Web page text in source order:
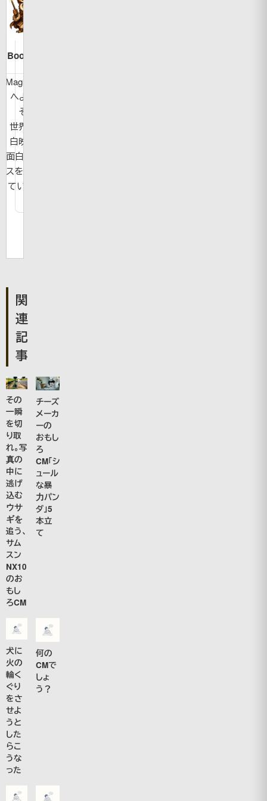
Bookman
MagicBook
へようこ
そ！
世界の面
白映像や
面白ニュー
スを紹介し
ています。
関
連
記
事
その
一瞬
を切
り取
れ。写
真の
中に
逃げ
込む
ウサ
ギを
追う、
サム
スン
NX10
のお
もし
ろCM
チーズ
メーカ
ーの
おもし
ろ
CM「シ
ュール
な暴
力パン
ダ」5
本立
て
犬に
火の
輪く
ぐり
をさ
せよ
うと
した
らこ
うな
った
何の
CMで
しょ
う？